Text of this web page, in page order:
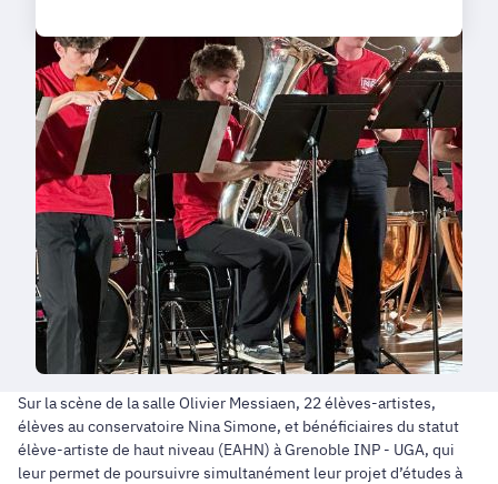
Sur la scène de la salle Olivier Messiaen, 22 élèves-artistes,
élèves au conservatoire Nina Simone, et bénéficiaires du statut
élève-artiste de haut niveau (EAHN) à Grenoble INP - UGA, qui
leur permet de poursuivre simultanément leur projet d’études à